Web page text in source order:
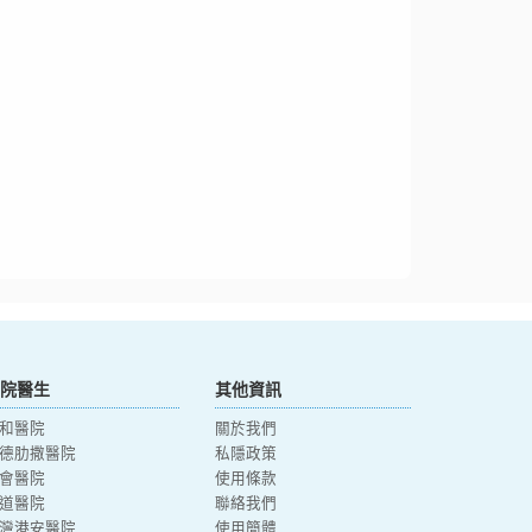
醫生
醫院
肋撒醫院
醫院
醫院
港安醫院
其他資訊
關於我們
私隱政策
使用條款
聯絡我們
使用簡體